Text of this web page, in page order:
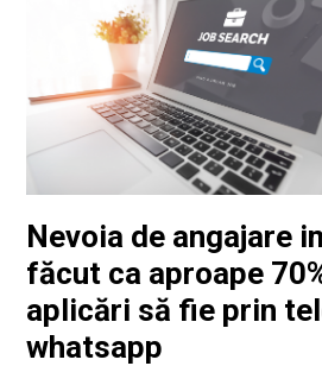
Nevoia de angajare
făcut ca aproape
aplicări să fie prin
whatsapp